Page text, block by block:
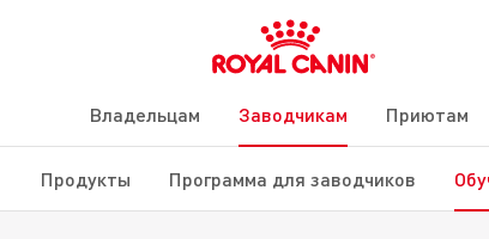
Владельцам Заводчикам Приютам
Продукты Программа для заводчиков